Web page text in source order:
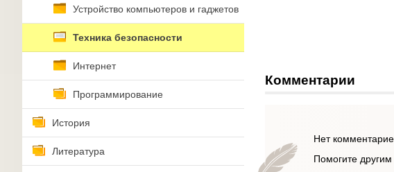
Устройство компьютеров и гаджетов
Техника безопасности
Интернет
Программирование
История
Литература
Комментарии
Нет
Помогите